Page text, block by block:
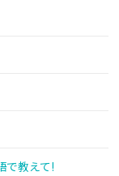
で教えて!